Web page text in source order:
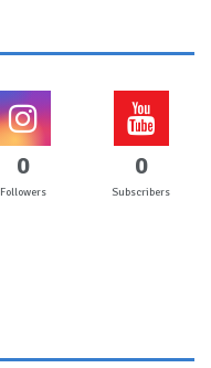
0
Followers
0
Subscribers